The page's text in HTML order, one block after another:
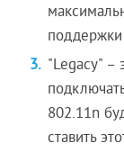
поддержки
"Legacy" –
802.11n
ставить